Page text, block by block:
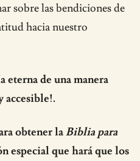
sobre las bendiciones de
hacia nuestro
eterna de una manera
accesible!.
obtener laBiblia para
especial que hará que los